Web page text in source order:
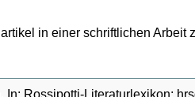
in einer schriftlichen